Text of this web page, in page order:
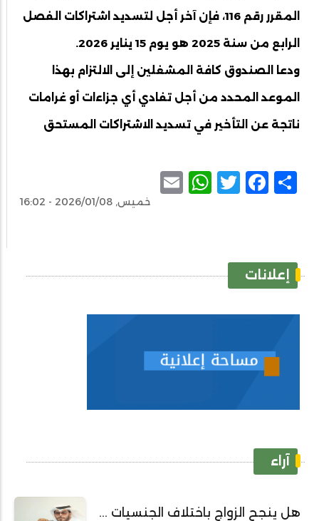
المقرر رقم 116، فإن آخر أجل لتسديد اشتراكات الفصل
الرابع من سنة 2025 هو يوم 15 يناير 2026.
ودعا الصندوق كافة المشغلين إلى الالتزام بهذا
الموعد المحدد من أجل تفادي أي جزاءات أو غرامات
ناتجة عن التأخير في تسديد الاشتراكات المستحق
Share
Facebook
Twitter
WhatsApp
خميس, 2026/01/08 - 16:02
إعلانات
آراء
هل ينجح الزواج باختلاف الجنسيات ...